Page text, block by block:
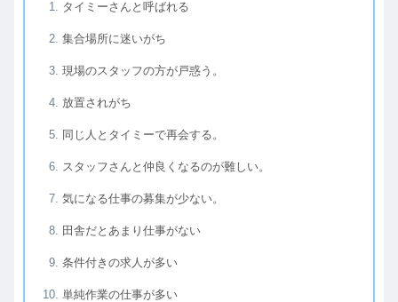
タイミーさんと呼ばれる
集合場所に迷いがち
現場のスタッフの方が戸惑う。
放置されがち
同じ人とタイミーで再会する。
スタッフさんと仲良くなるのが難しい。
気になる仕事の募集が少ない。
田舎だとあまり仕事がない
条件付きの求人が多い
単純作業の仕事が多い